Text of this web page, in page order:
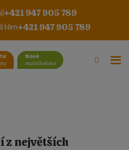
+421 947 905 789
+421 947 905 789
Nové
mobilheimy
Abi Chatsworth
- 2021
z největších